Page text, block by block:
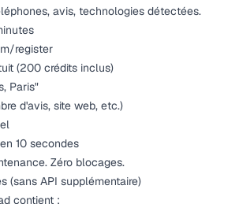
avis, technologies détectées.
register
(200 crédits inclus)
Paris"
d'avis, site web, etc.)
10 secondes
Zéro blocages.
(sans API supplémentaire)
contient :